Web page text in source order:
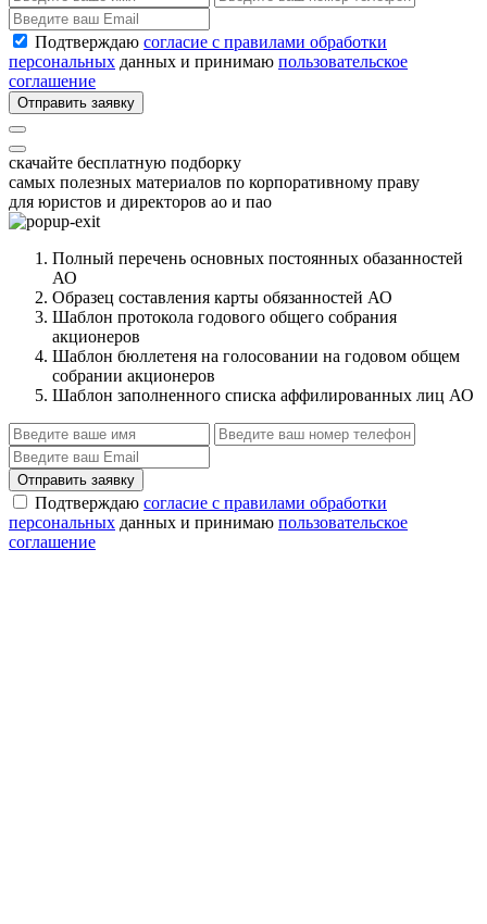
Подтверждаю согласие с правилами обработки
персональных данных и принимаю пользовательское
соглашение
Отправить заявку
скачайте бесплатную подборку
самых полезных материалов по корпоративному праву
для юристов и директоров ао и пао
Полный перечень основных постоянных обазанностей
АО
Образец составления карты обязанностей АО
Шаблон протокола годового общего собрания
акционеров
Шаблон бюллетеня на голосовании на годовом общем
собрании акционеров
Шаблон заполненного списка аффилированных лиц АО
Отправить заявку
Подтверждаю согласие с правилами обработки
персональных данных и принимаю пользовательское
соглашение